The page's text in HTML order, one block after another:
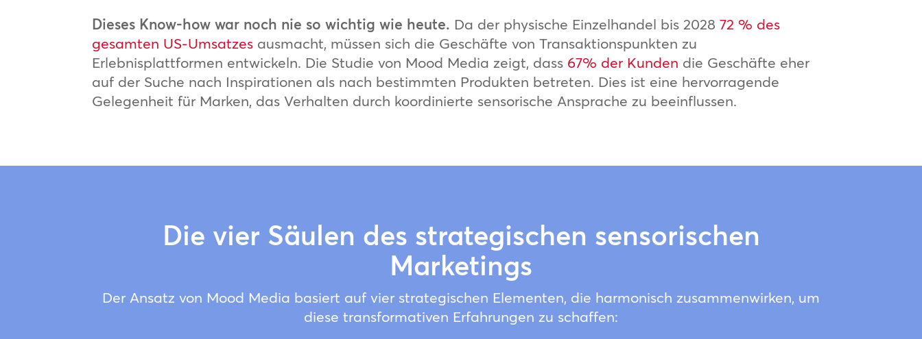
Dieses Know-how war noch nie so wichtig wie heute. Da der physische Einzelhandel bis 202872 % des
gesamten US-Umsatzes ausmacht, müssen sich die Geschäfte von Transaktionspunkten zu
Erlebnisplattformen entwickeln. Die Studie von Mood Media zeigt, dass 67% der Kunden die Geschäfte eher
auf der Suche nach Inspirationen als nach bestimmten Produkten betreten. Dies ist eine hervorragende
Gelegenheit für Marken, das Verhalten durch koordinierte sensorische Ansprache zu beeinflussen.
Die vier Säulen des strategischen sensorischen
Marketings
Der Ansatz von Mood Media basiert auf vier strategischen Elementen, die harmonisch zusammenwirken, um
diese transformativen Erfahrungen zu schaffen: